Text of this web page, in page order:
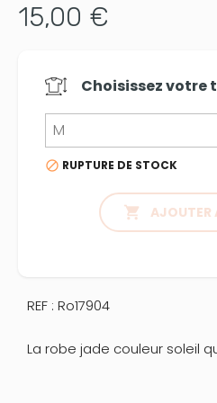
15,00 €
Choisissez votre
 RUPTURE DE STOCK
 AJOUTER
REF : Ro17904
La robe jade couleur soleil